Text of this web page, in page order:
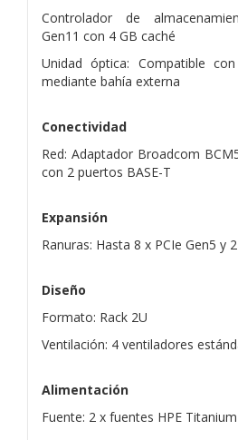
Controlador de
Gen11 con 4 GB caché
Unidad óptica: Compatible
mediante bahía externa
Conectividad
Red: Adaptador Broadcom
con 2 puertos BASE-T
Expansión
Ranuras: Hasta 8 x PCIe Gen5 y
Diseño
Formato: Rack 2U
Ventilación: 4 ventiladores
Alimentación
Fuente: 2 x fuentes HPE